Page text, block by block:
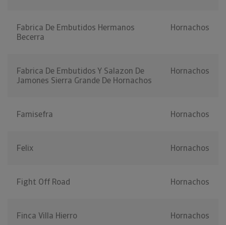
Fabrica De Embutidos Hermanos
Becerra
Hornachos
Fabrica De Embutidos Y Salazon De
Jamones Sierra Grande De Hornachos
Hornachos
Famisefra Hornachos
Felix Hornachos
Fight Off Road Hornachos
Finca Villa Hierro Hornachos